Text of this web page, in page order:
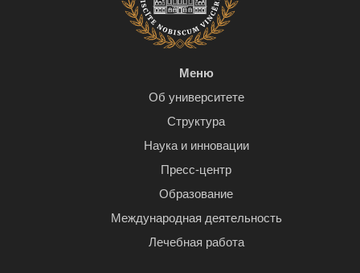
Меню
Об университете
Структура
Наука и инновации
Пресс-центр
Образование
Международная деятельность
Лечебная работа